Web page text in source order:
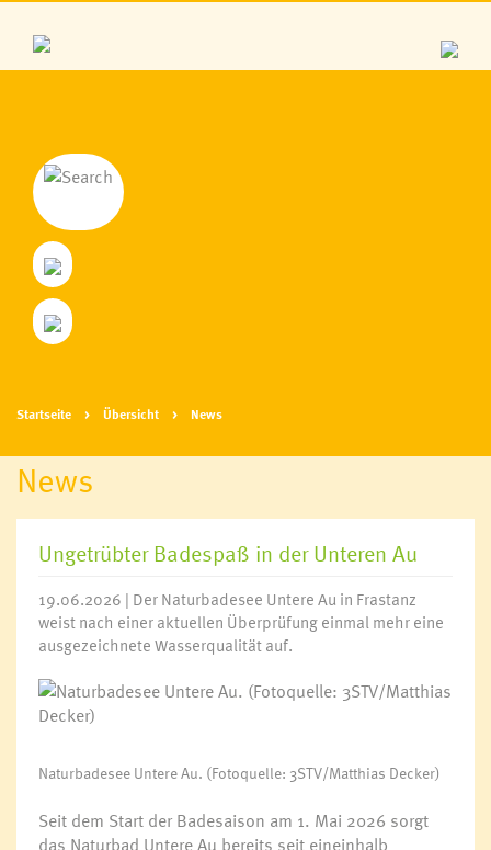
Startseite Übersicht News
News
Ungetrübter Badespaß in der Unteren Au
19.06.2026 | Der Naturbadesee Untere Au in Frastanz
weist nach einer aktuellen Überprüfung einmal mehr eine
ausgezeichnete Wasserqualität auf.
Naturbadesee Untere Au. (Fotoquelle: 3STV/Matthias Decker)
Seit dem Start der Badesaison am 1. Mai 2026 sorgt
das Naturbad Untere Au bereits seit eineinhalb